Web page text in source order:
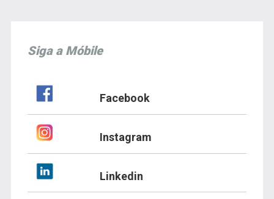
Siga a Móbile
Facebook
Instagram
Linkedin